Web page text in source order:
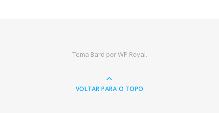
Tema Bard porWP Royal.
VOLTAR PARA O TOPO